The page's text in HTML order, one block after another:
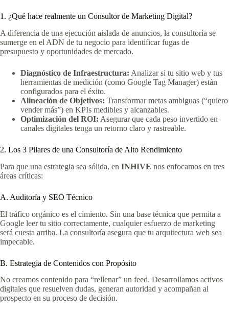
1. ¿Qué hace realmente un Consultor de Marketing Digital?
A diferencia de una ejecución aislada de anuncios, la consultoría se
sumerge en el ADN de tu negocio para identificar fugas de
presupuesto y oportunidades de mercado.
Diagnóstico de Infraestructura: Analizar si tu sitio web y tus
herramientas de medición (como Google Tag Manager) están
configurados para el éxito.
Alineación de Objetivos: Transformar metas ambiguas (“quiero
vender más”) en KPIs medibles y alcanzables.
Optimización del ROI: Asegurar que cada peso invertido en
canales digitales tenga un retorno claro y rastreable.
2. Los 3 Pilares de una Consultoría de Alto Rendimiento
Para que una estrategia sea sólida, en INHIVE nos enfocamos en tres
áreas críticas:
A. Auditoría y SEO Técnico
El tráfico orgánico es el cimiento. Sin una base técnica que permita a
Google leer tu sitio correctamente, cualquier esfuerzo de marketing
será cuesta arriba. La consultoría asegura que tu arquitectura web sea
impecable.
B. Estrategia de Contenidos con Propósito
No creamos contenido para “rellenar” un feed. Desarrollamos activos
digitales que resuelven dudas, generan autoridad y acompañan al
prospecto en su proceso de decisión.